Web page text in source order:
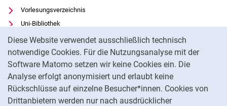
Diese Website verwendet ausschließlich technisch
notwendige Cookies. Für die Nutzungsanalyse mit der
Software Matomo setzen wir keine Cookies ein. Die
Analyse erfolgt anonymisiert und erlaubt keine
Rückschlüsse auf einzelne Besucher*innen. Cookies von
Drittanbietern werden nur nach ausdrücklicher
Vorlesungsverzeichnis
Uni-Bibliothek
Moodle
Panopto
Datenschutz
Barrierefreiheit
Transparenter KI-Einsatz